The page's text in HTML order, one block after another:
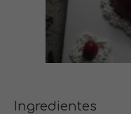
Ingredientes